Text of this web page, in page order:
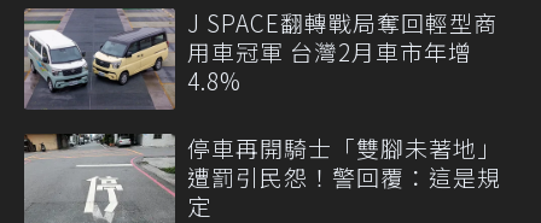
J SPACE翻轉戰局奪回輕型商
用車冠軍 台灣2月車市年增
4.8%
停車再開騎士「雙腳未著地」
遭罰引民怨！警回覆：這是規
定